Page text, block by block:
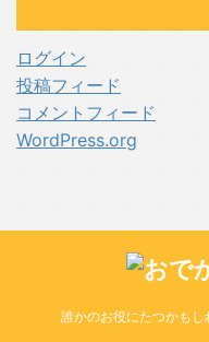
ログイン
投稿フィード
コメントフィード
WordPress.org
誰かのお役にたつかもし